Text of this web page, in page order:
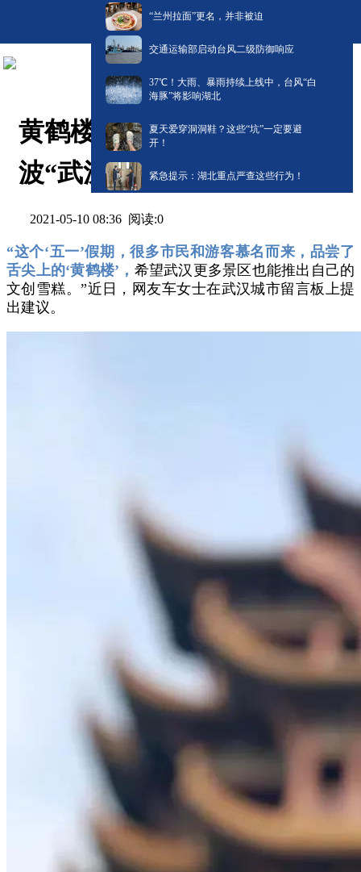
“兰州拉面”更名，并非被迫
交通运输部启动台风二级防御响应
​37℃！大雨、暴雨持续上线中，台风“白
海豚”将影响湖北
夏天爱穿洞洞鞋？这些“坑”一定要避
开！
紧急提示：湖北重点严查这些行为！
黄鹤楼雪糕没吃过瘾？新一
波“武汉美味”在来的路上了
2021-05-10 08:36 阅读:0
“这个‘五一’假期，很多市民和游客慕名而来，品尝了
舌尖上的‘黄鹤楼’， 希望武汉更多景区也能推出自己的
文创雪糕。”近日，网友车女士在武汉城市留言板上提
出建议。